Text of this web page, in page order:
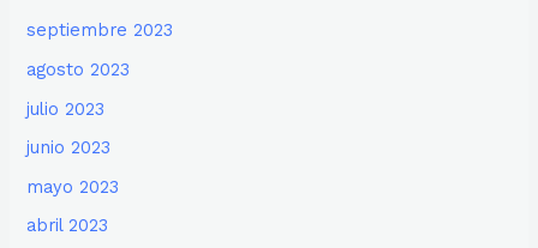
septiembre 2023
agosto 2023
julio 2023
junio 2023
mayo 2023
abril 2023